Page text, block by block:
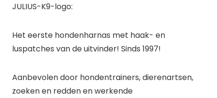
JULIUS-K9-logo:
Het eerste hondenharnas met haak- en
luspatches van de uitvinder! Sinds 1997!
Aanbevolen door hondentrainers, dierenartsen,
zoeken en redden en werkende